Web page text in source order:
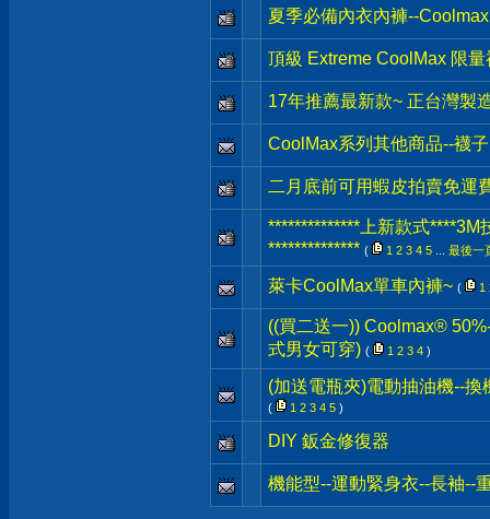
夏季必備內衣內褲--
頂級 Extreme CoolMax 限量
17年推薦最新款~ 正台灣製
CoolMax系列其他商品--襪
二月底前可用蝦皮拍賣免運
**************上新款式
************** ( 1 2 3 4 5 最後一
萊卡CoolMax單車內褲~ ( 1
((買二送一)) Coolmax®
式男女可穿) ( 1 2 3 4 )
(加送電瓶夾)電動抽油機--
( 1 2 3 4 5 )
DIY 鈑金修復器
機能型--運動緊身衣--長袖--